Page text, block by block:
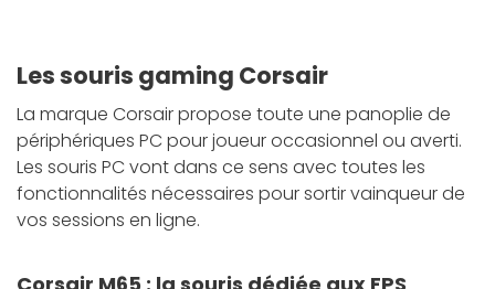
Les souris gaming Corsair
La marque Corsair propose toute une panoplie de
périphériques PC pour joueur occasionnel ou averti.
Les souris PC vont dans ce sens avec toutes les
fonctionnalités nécessaires pour sortir vainqueur de
vos sessions en ligne.